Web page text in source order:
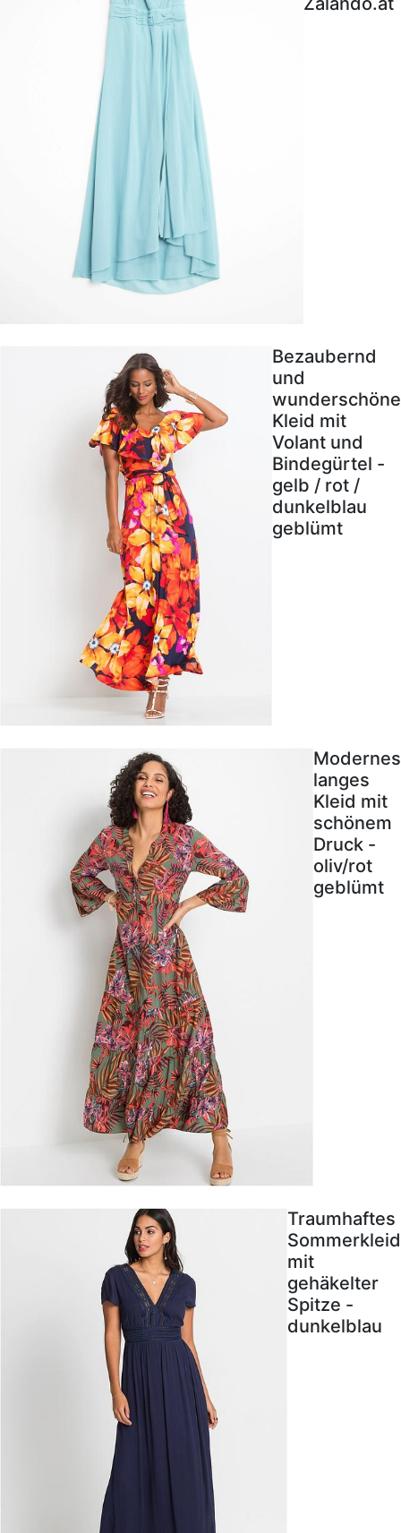
Bezaubernd
und
wunderschöne
Kleid mit
Volant und
Bindegürtel -
gelb / rot /
dunkelblau
geblümt
Modernes
langes
Kleid mit
schönem
Druck -
oliv/rot
geblümt
Traumhaftes
Sommerkleid
mit
gehäkelter
Spitze -
dunkelblau